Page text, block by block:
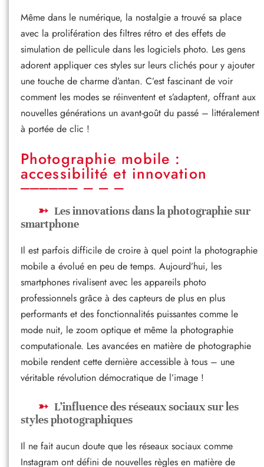
Même dans le numérique, la nostalgie a trouvé sa place
avec la prolifération des filtres rétro et des effets de
simulation de pellicule dans les logiciels photo. Les gens
adorent appliquer ces styles sur leurs clichés pour y ajouter
une touche de charme d’antan. C’est fascinant de voir
comment les modes se réinventent et s’adaptent, offrant aux
nouvelles générations un avant-goût du passé – littéralement
à portée de clic !
Photographie mobile :
accessibilité et innovation
Les innovations dans la photographie sur
smartphone
Il est parfois difficile de croire à quel point la photographie
mobile a évolué en peu de temps. Aujourd’hui, les
smartphones rivalisent avec les appareils photo
professionnels grâce à des capteurs de plus en plus
performants et des fonctionnalités puissantes comme le
mode nuit, le zoom optique et même la photographie
computationale. Les avancées en matière de photographie
mobile rendent cette dernière accessible à tous – une
véritable révolution démocratique de l’image !
L’influence des réseaux sociaux sur les
styles photographiques
Il ne fait aucun doute que les réseaux sociaux comme
Instagram ont défini de nouvelles règles en matière de